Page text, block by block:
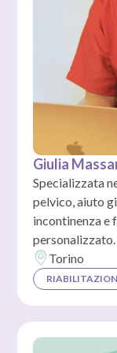
Giulia
Specializzata
pelvico, aiuto
incontinenza e
personalizzato.
Torino